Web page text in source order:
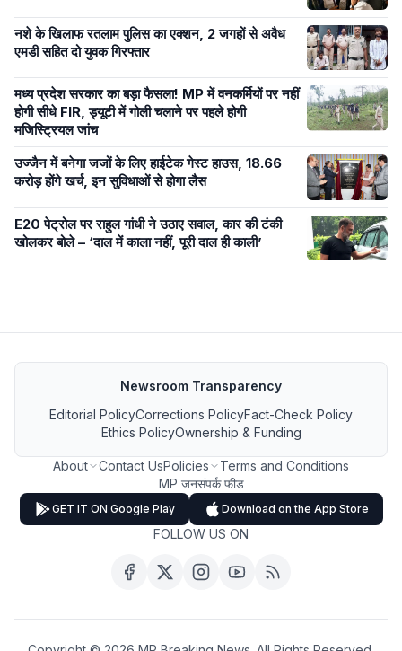
नशे के खिलाफ रतलाम पुलिस का एक्शन, 2 जगहों से अवैध
एमडी सहित दो युवक गिरफ्तार
मध्य प्रदेश सरकार का बड़ा फैसला! MP में वनकर्मियों पर नहीं
होगी सीधे FIR, ड्यूटी में गोली चलाने पर पहले होगी
मजिस्ट्रियल जांच
उज्जैन में बनेगा जजों के लिए हाईटेक गेस्ट हाउस, 18.66
करोड़ होंगे खर्च, इन सुविधाओं से होगा लैस
E20 पेट्रोल पर राहुल गांधी ने उठाए सवाल, कार की टंकी
खोलकर बोले – ‘दाल में काला नहीं, पूरी दाल ही काली’
Newsroom Transparency
Editorial PolicyCorrections PolicyFact-Check Policy
Ethics PolicyOwnership & Funding
About Contact UsPolicies
Terms and Conditions
MP जनसंपर्क फीड
GET IT ON Google Play Download on the App Store
FOLLOW US ON